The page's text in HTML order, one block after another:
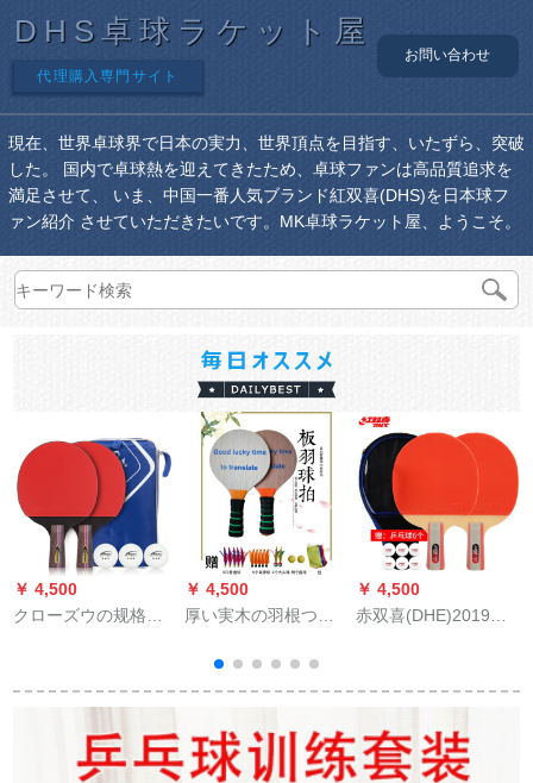
DHS卓球ラケット屋
代理購入専門サイト
お問い合わせ
現在、世界卓球界で日本の実力、世界頂点を目指す、いたずら、突破
した。 国内で卓球熱を迎えてきたため、卓球ファンは高品質追求を
満足させて、 いま、中国一番人気ブランド紅双喜(DHS)を日本球フ
ァン紹介 させていただきたいです。MK卓球ラケット屋、ようこそ。
￥ 4,500
クローズウの规格品
初心者の卓球ラッピ
物をしたまま、3つの
ボア+セレブをしてい
￥ 4,500
厚い実木の羽根つき
す。ミリーのオーク
の表面の三毛のラケ
￥ 4,500
赤双喜(DHE)2019新